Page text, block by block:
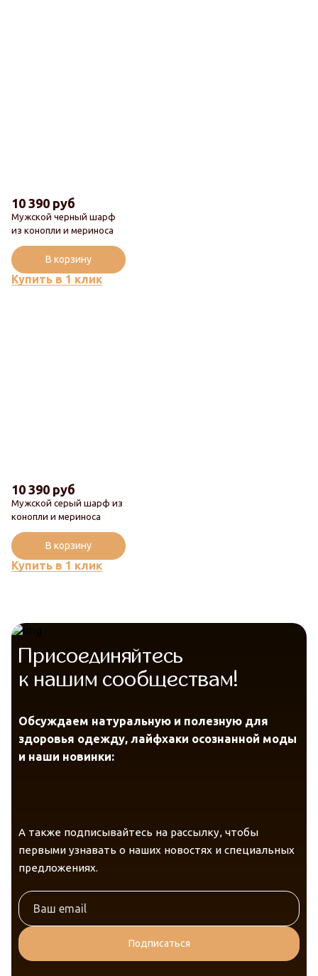
Новинка
Популярный
Мужской черный шарф
из конопли и мериноса
10 390 руб
Купить в 1 клик
В корзину
Новинка
Популярный
Мужской серый шарф из
конопли и мериноса
10 390 руб
Купить в 1 клик
В корзину
Присоединяйтесь
к нашим сообществам!
Обсуждаем натуральную и полезную для
здоровья одежду, лайфхаки осознанной моды
и наши новинки:
А также подписывайтесь на рассылку, чтобы
первыми узнавать о наших новостях и специальных
предложениях.
Подписаться